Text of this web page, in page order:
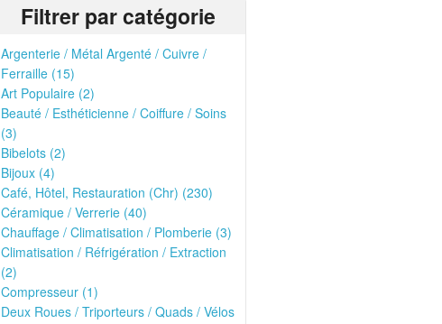
Filtrer par catégorie
Argenterie / Métal Argenté / Cuivre /
Ferraille (15)
Art Populaire (2)
Beauté / Esthéticienne / Coiffure / Soins
(3)
Bibelots (2)
Bijoux (4)
Café, Hôtel, Restauration (Chr) (230)
Céramique / Verrerie (40)
Chauffage / Climatisation / Plomberie (3)
Climatisation / Réfrigération / Extraction
(2)
Compresseur (1)
Deux Roues / Triporteurs / Quads / Vélos